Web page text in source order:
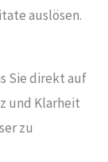
auslösen.
Sie direkt auf
und Klarheit
zu